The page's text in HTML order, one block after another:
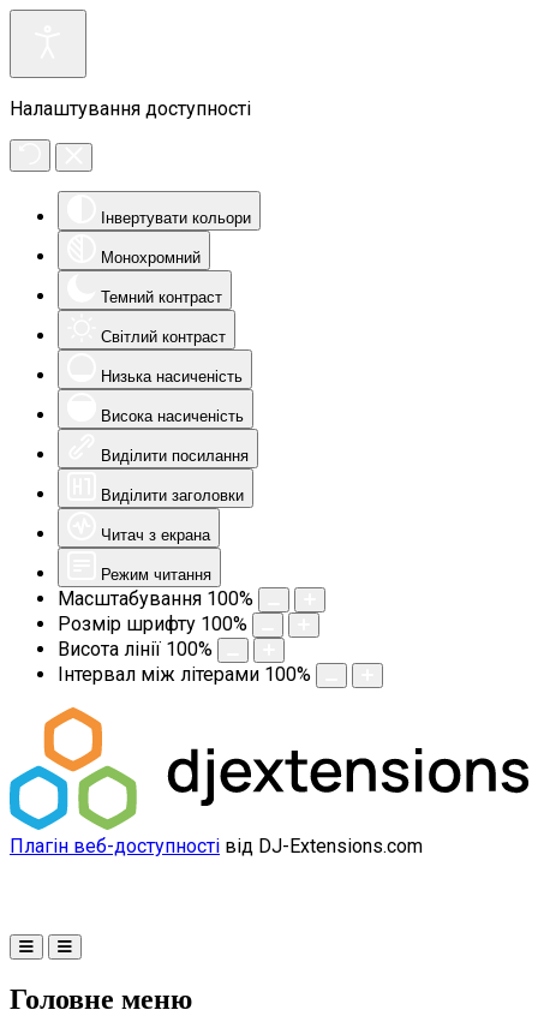
Налаштування доступності
Інвертувати кольори
Монохромний
Темний контраст
Світлий контраст
Низька насиченість
Висока насиченість
Виділити посилання
Виділити заголовки
Читач з екрана
Режим читання
Масштабування 100%
Розмір шрифту 100%
Висота лінії 100%
Інтервал між літерами 100%
Плагін веб-доступності від DJ-Extensions.com
Головне меню